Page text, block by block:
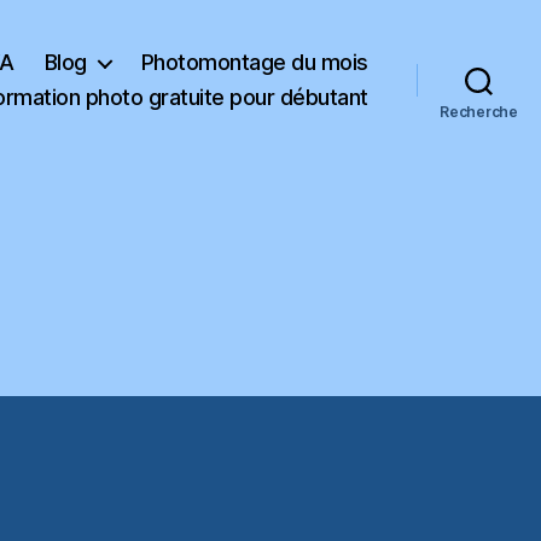
Blog
Photomontage du mois
photo gratuite pour débutant
Recherche